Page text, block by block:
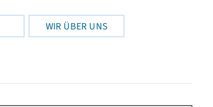
WIR ÜBER UNS